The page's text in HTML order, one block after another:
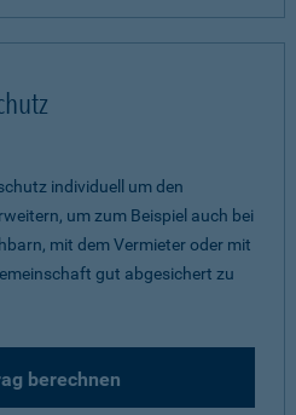
individuell um den
um zum Beispiel auch bei
mit dem Vermieter oder mit
gut abgesichert zu
berechnen